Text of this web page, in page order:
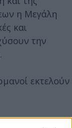
η Μεγάλη
και
την
εκτελούν
κηρύσσει